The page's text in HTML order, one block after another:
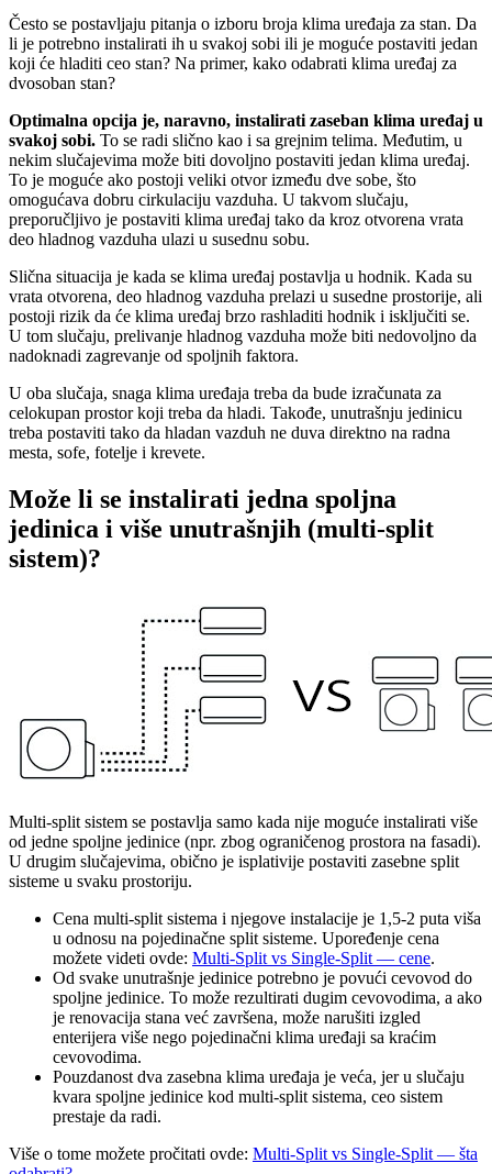
Često se postavljaju pitanja o izboru broja klima uređaja za stan. Da
li je potrebno instalirati ih u svakoj sobi ili je moguće postaviti jedan
koji će hladiti ceo stan? Na primer, kako odabrati klima uređaj za
dvosoban stan?
Optimalna opcija je, naravno, instalirati zaseban klima uređaj u
svakoj sobi. To se radi slično kao i sa grejnim telima. Međutim, u
nekim slučajevima može biti dovoljno postaviti jedan klima uređaj.
To je moguće ako postoji veliki otvor između dve sobe, što
omogućava dobru cirkulaciju vazduha. U takvom slučaju,
preporučljivo je postaviti klima uređaj tako da kroz otvorena vrata
deo hladnog vazduha ulazi u susednu sobu.
Slična situacija je kada se klima uređaj postavlja u hodnik. Kada su
vrata otvorena, deo hladnog vazduha prelazi u susedne prostorije, ali
postoji rizik da će klima uređaj brzo rashladiti hodnik i isključiti se.
U tom slučaju, prelivanje hladnog vazduha može biti nedovoljno da
nadoknadi zagrevanje od spoljnih faktora.
U oba slučaja, snaga klima uređaja treba da bude izračunata za
celokupan prostor koji treba da hladi. Takođe, unutrašnju jedinicu
treba postaviti tako da hladan vazduh ne duva direktno na radna
mesta, sofe, fotelje i krevete.
Može li se instalirati jedna spoljna
jedinica i više unutrašnjih (multi-split
sistem)?
Multi-split sistem se postavlja samo kada nije moguće instalirati više
od jedne spoljne jedinice (npr. zbog ograničenog prostora na fasadi).
U drugim slučajevima, obično je isplativije postaviti zasebne split
sisteme u svaku prostoriju.
Cena multi-split sistema i njegove instalacije je 1,5-2 puta viša
u odnosu na pojedinačne split sisteme. Upoređenje cena
možete videti ovde: Multi-Split vs Single-Split — cene.
Od svake unutrašnje jedinice potrebno je povući cevovod do
spoljne jedinice. To može rezultirati dugim cevovodima, a ako
je renovacija stana već završena, može narušiti izgled
enterijera više nego pojedinačni klima uređaji sa kraćim
cevovodima.
Pouzdanost dva zasebna klima uređaja je veća, jer u slučaju
kvara spoljne jedinice kod multi-split sistema, ceo sistem
prestaje da radi.
Više o tome možete pročitati ovde: Multi-Split vs Single-Split — šta